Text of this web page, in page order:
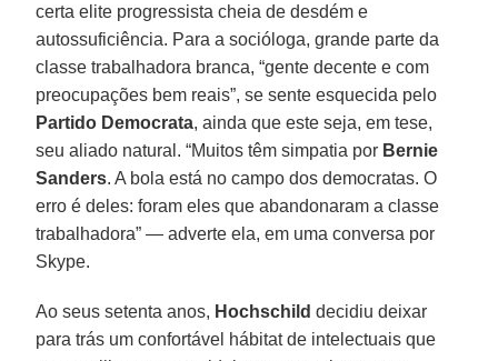
certa elite progressista cheia de desdém e
autossuficiência. Para a socióloga, grande parte da
classe trabalhadora branca, “gente decente e com
preocupações bem reais”, se sente esquecida pelo
Partido Democrata, ainda que este seja, em tese,
seu aliado natural. “Muitos têm simpatia por Bernie
Sanders. A bola está no campo dos democratas. O
erro é deles: foram eles que abandonaram a classe
trabalhadora” — adverte ela, em uma conversa por
Skype.
Ao seus setenta anos, Hochschild decidiu deixar
para trás um confortável hábitat de intelectuais que